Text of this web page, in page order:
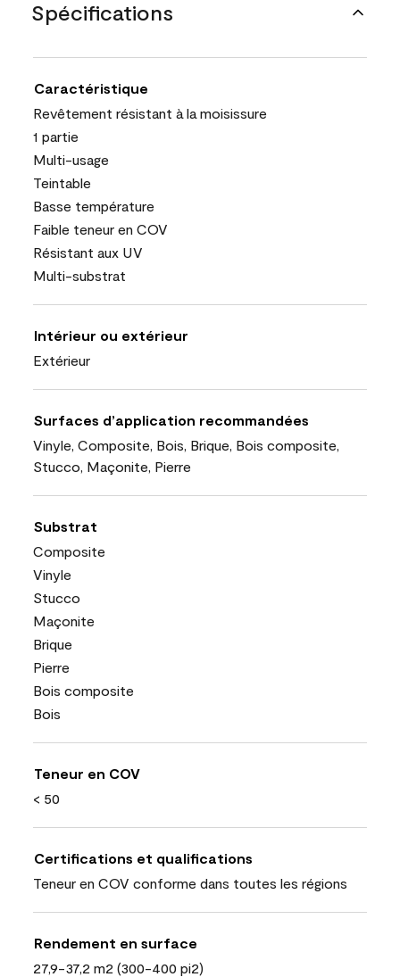
Spécifications
Caractéristique
Revêtement résistant à la moisissure
1 partie
Multi-usage
Teintable
Basse température
Faible teneur en COV
Résistant aux UV
Multi-substrat
Intérieur ou extérieur
Extérieur
Surfaces d’application recommandées
Vinyle, Composite, Bois, Brique, Bois composite,
Stucco, Maçonite, Pierre
Substrat
Composite
Vinyle
Stucco
Maçonite
Brique
Pierre
Bois composite
Bois
Teneur en COV
< 50
Certifications et qualifications
Teneur en COV conforme dans toutes les régions
Rendement en surface
27,9-37,2 m2 (300-400 pi2)